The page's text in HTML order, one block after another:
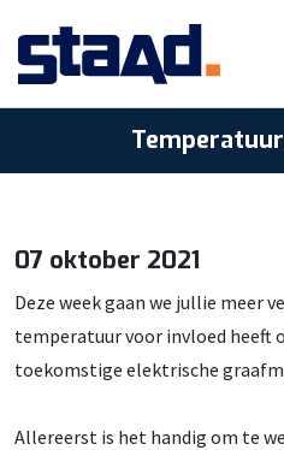
07 oktober 2021
Deze week gaan we jullie meer
temperatuur voor invloed heeft
toekomstige elektrische
Allereerst is het handig om te